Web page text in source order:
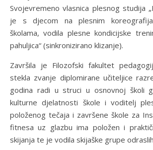
Svojevremeno vlasnica plesnog studija
je s djecom na plesnim
školama, vodila plesne kondicijske
pahuljica“ (sinkronizirano klizanje).
Završila je Filozofski fakultet
stekla zvanje diplomirane učiteljice
godina radi u struci u osnovnoj školi
kulturne djelatnosti škole i voditelj
položenog tečaja i završene škole za
fitnesa uz glazbu ima položen i
skijanja te je vodila skijaške grupe